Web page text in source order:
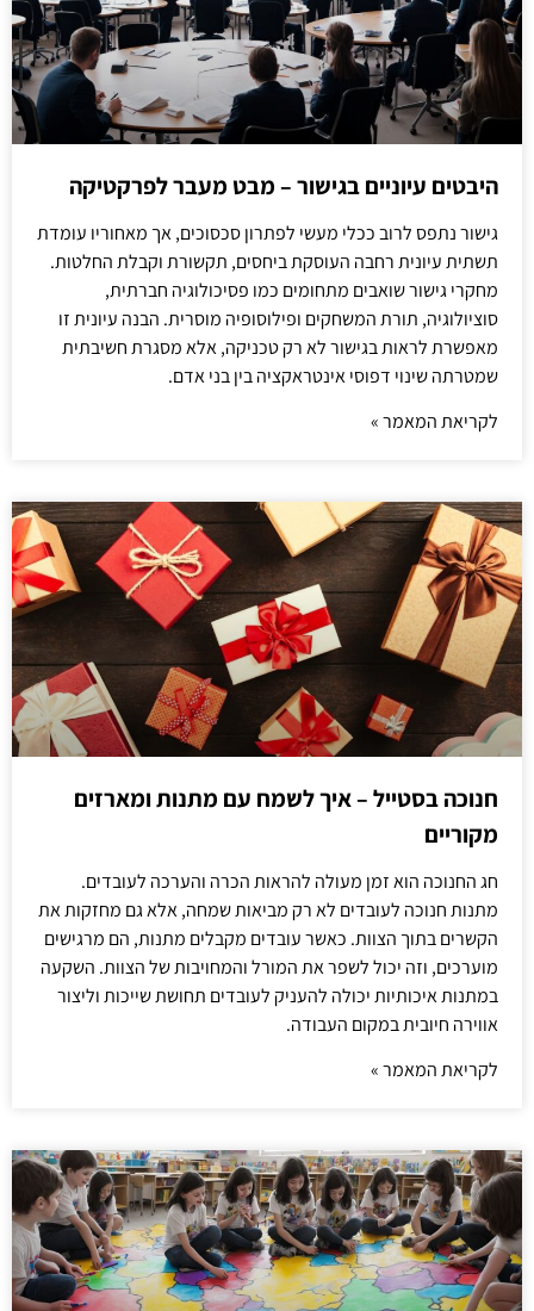
היבטים עיוניים בגישור – מבט מעבר לפרקטיקה
גישור נתפס לרוב ככלי מעשי לפתרון סכסוכים, אך מאחוריו עומדת
תשתית עיונית רחבה העוסקת ביחסים, תקשורת וקבלת החלטות.
מחקרי גישור שואבים מתחומים כמו פסיכולוגיה חברתית,
סוציולוגיה, תורת המשחקים ופילוסופיה מוסרית. הבנה עיונית זו
מאפשרת לראות בגישור לא רק טכניקה, אלא מסגרת חשיבתית
שמטרתה שינוי דפוסי אינטראקציה בין בני אדם.
לקריאת המאמר »
חנוכה בסטייל – איך לשמח עם מתנות ומארזים
מקוריים
חג החנוכה הוא זמן מעולה להראות הכרה והערכה לעובדים.
מתנות חנוכה לעובדים לא רק מביאות שמחה, אלא גם מחזקות את
הקשרים בתוך הצוות. כאשר עובדים מקבלים מתנות, הם מרגישים
מוערכים, וזה יכול לשפר את המורל והמחויבות של הצוות. השקעה
במתנות איכותיות יכולה להעניק לעובדים תחושת שייכות וליצור
אווירה חיובית במקום העבודה.
לקריאת המאמר »